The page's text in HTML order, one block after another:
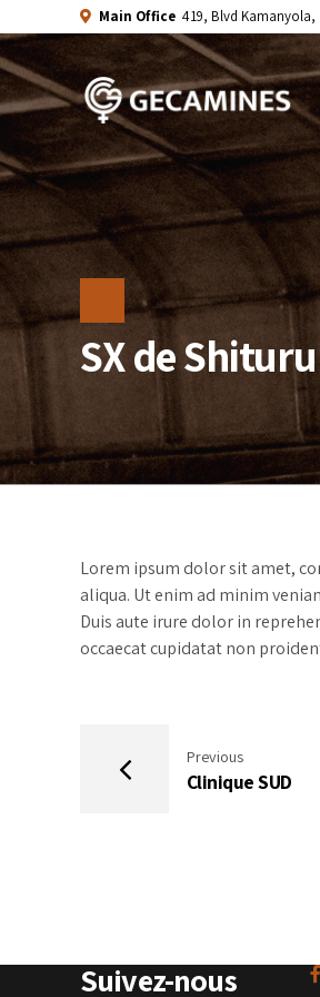
Main Office 419, Blvd Kamanyola,
SX de Shituru
Lorem ipsum dolor sit amet,
aliqua. Ut enim ad minim
Duis aute irure dolor in
occaecat cupidatat non
Previous
Clinique SUD
Suivez-nous